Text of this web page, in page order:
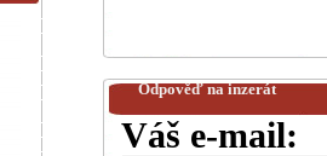
Odpověď na inzerát
Váš e-mail: